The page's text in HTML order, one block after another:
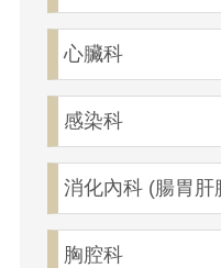
心臟科
感染科
消化內科 (腸胃肝
胸腔科